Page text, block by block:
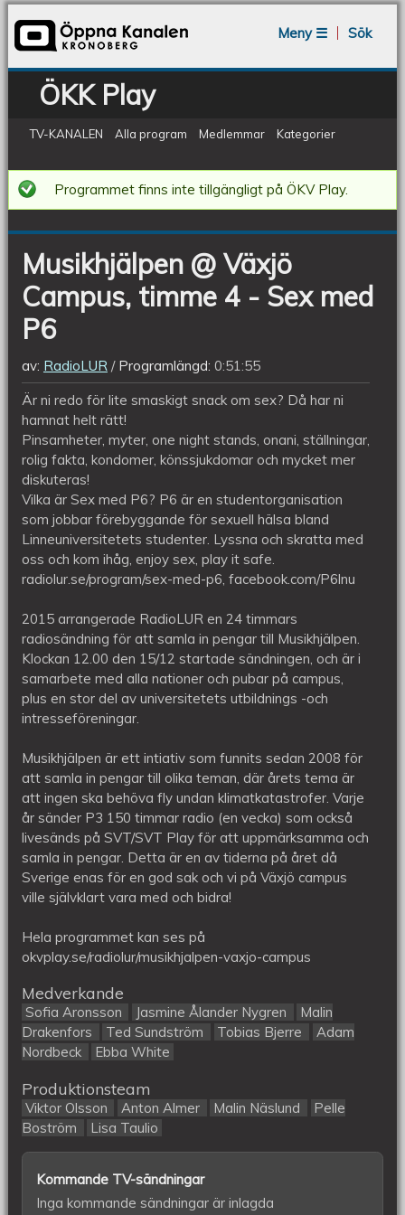
Meny ☰
Sök
ÖKK Play
TV-KANALEN Alla program Medlemmar Kategorier
Musikhjälpen
@
Växjö
Campus,
timme
Sex
med
P6
Programmet finns inte tillgängligt på ÖKV Play.
Musikhjälpen @ Växjö
Campus, timme 4 - Sex med
P6
av: RadioLUR Programlängd: 0:51:55
Är ni redo för lite smaskigt snack om sex? Då har ni
hamnat helt rätt!
Pinsamheter, myter, one night stands, onani, ställningar,
rolig fakta, kondomer, könssjukdomar och mycket mer
diskuteras!
Vilka är Sex med P6? P6 är en studentorganisation
som jobbar förebyggande för sexuell hälsa bland
Linneuniversitetets studenter. Lyssna och skratta med
oss och kom ihåg, enjoy sex, play it safe.
radiolur.se/program/sex-med-p6, facebook.com/P6lnu
2015 arrangerade RadioLUR en 24 timmars
radiosändning för att samla in pengar till Musikhjälpen.
Klockan 12.00 den 15/12 startade sändningen, och är i
samarbete med alla nationer och pubar på campus,
plus en stor del av universitetets utbildnings -och
intresseföreningar.
Musikhjälpen är ett intiativ som funnits sedan 2008 för
att samla in pengar till olika teman, där årets tema är
att ingen ska behöva fly undan klimatkatastrofer. Varje
år sänder P3 150 timmar radio (en vecka) som också
livesänds på SVT/SVT Play för att uppmärksamma och
samla in pengar. Detta är en av tiderna på året då
Sverige enas för en god sak och vi på Växjö campus
ville självklart vara med och bidra!
Hela programmet kan ses på
okvplay.se/radiolur/musikhjalpen-vaxjo-campus
Medverkande
Sofia Aronsson Jasmine Ålander Nygren
Malin
Drakenfors
Ted Sundström Tobias Bjerre
Adam
Nordbeck
Ebba White
Produktionsteam
Viktor Olsson Anton Almer Malin Näslund
Pelle
Boström
Lisa Taulio
Kommande TV-sändningar
Inga kommande sändningar är inlagda